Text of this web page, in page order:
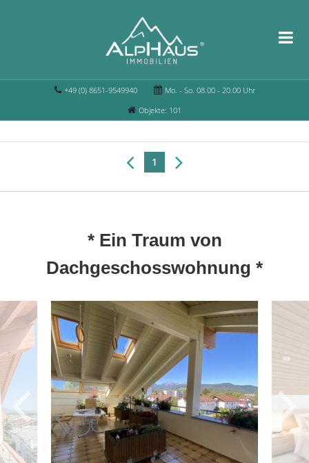
+49 (0) 8651-9549940
Mo. - So. 08.00 - 20.00 Uhr
Objekte: 101
1
* Ein Traum von
Dachgeschosswohnung *